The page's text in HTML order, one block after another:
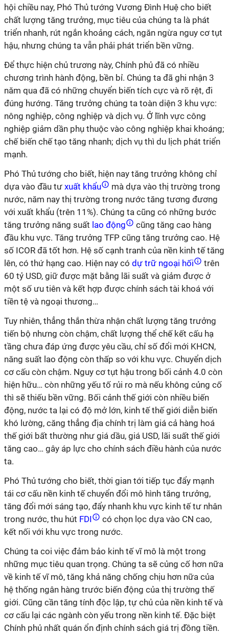
hội chiều nay, Phó Thủ tướng Vương Đình Huệ cho biết
chất lượng tăng trưởng, mục tiêu của chúng ta là phát
triển nhanh, rút ngắn khoảng cách, ngăn ngừa nguy cơ tụt
hậu, nhưng chúng ta vẫn phải phát triển bền vững.
Để thực hiện chủ trương này, Chính phủ đã có nhiều
chương trình hành động, bền bỉ. Chúng ta đã ghi nhận 3
năm qua đã có những chuyển biến tích cực và rõ rệt, đi
đúng hướng. Tăng trưởng chúng ta toàn diện 3 khu vực:
nông nghiệp, công nghiệp và dịch vụ. Ở lĩnh vực công
nghiệp giảm dần phụ thuộc vào công nghiệp khai khoáng;
chế biến chế tạo tăng nhanh; dịch vụ thì du lịch phát triển
mạnh.
Phó Thủ tướng cho biết, hiện nay tăng trưởng không chỉ
dựa vào đầu tư xuất khẩu
mà dựa vào thị trường trong
nước, năm nay thị trường trong nước tăng tương đương
với xuất khẩu (trên 11%). Chúng ta cũng có những bước
tăng trưởng năng suất lao động
cũng tăng cao hàng
đầu khu vực. Tăng trưởng TFP cũng tăng trưởng cao. Hệ
số ICOR đã tốt hơn. Hệ số cạnh tranh của nền kinh tế tăng
lên, có thứ hạng cao. Hiện nay có dự trữ ngoại hối
trên
60 tỷ USD, giữ được mặt bằng lãi suất và giảm được ở
một số ưu tiên và kết hợp được chính sách tài khoá với
tiền tệ và ngoại thương…
Tuy nhiên, thẳng thắn thừa nhận chất lượng tăng trưởng
tiến bộ nhưng còn chậm, chất lượng thể chế kết cấu hạ
tầng chưa đáp ứng được yêu cầu, chỉ số đổi mới KHCN,
năng suất lao động còn thấp so với khu vực. Chuyển dịch
cơ cấu còn chậm. Nguy cơ tụt hậu trong bối cảnh 4.0 còn
hiện hữu… còn những yếu tố rủi ro mà nếu không củng cố
thì sẽ thiếu bền vững. Bối cảnh thế giới còn nhiều biến
động, nước ta lại có độ mở lớn, kinh tế thế giới diễn biến
khó lường, căng thẳng địa chính trị làm giá cả hàng hoá
thế giới bất thường như giá dầu, giá USD, lãi suất thế giới
tăng cao… gây áp lực cho chính sách điều hành của nước
ta.
Phó Thủ tướng cho biết, thời gian tới tiếp tục đẩy mạnh
tái cơ cấu nền kinh tế chuyển đổi mô hình tăng trưởng,
tăng đổi mới sáng tạo, đẩy nhanh khu vực kinh tế tư nhân
trong nước, thu hút FDI
có chọn lọc dựa vào CN cao,
kết nối với khu vực trong nước.
Chúng ta coi việc đảm bảo kinh tế vĩ mô là một trong
những mục tiêu quan trọng. Chúng ta sẽ củng cố hơn nữa
về kinh tế vĩ mô, tăng khả năng chống chịu hơn nữa của
hệ thống ngân hàng trước biến động của thị trường thế
giới. Cũng cần tăng tính độc lập, tự chủ của nền kinh tế và
cơ cấu lại các ngành còn yếu trong nền kinh tế. Đặc biệt
Chính phủ nhất quán ổn định chính sách giá trị đồng tiền.